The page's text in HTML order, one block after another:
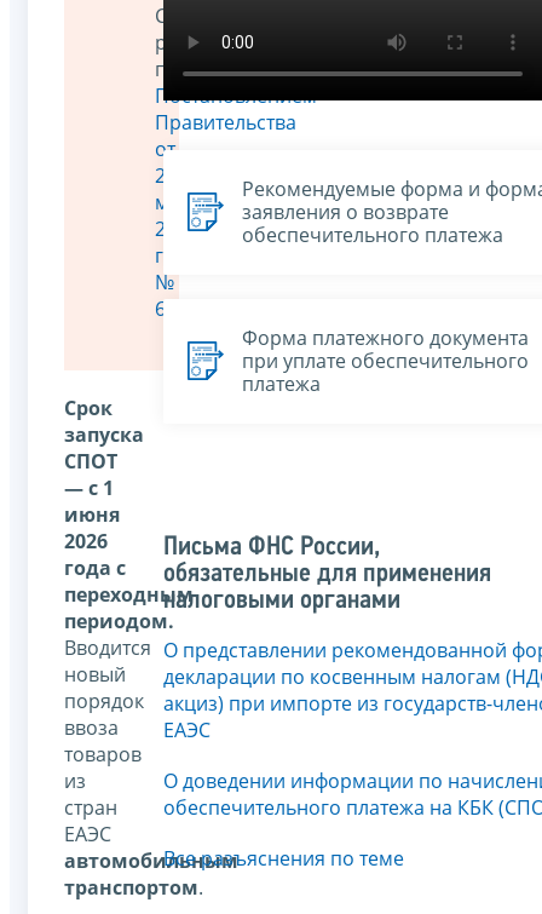
Соответствующее
решение
принято
Постановлением
Правительства
от
29
мая
2026
года
№
641
Срок
запуска
СПОТ
— с 1
июня
2026
года c
переходным
периодом.
Вводится
новый
порядок
ввоза
товаров
из
стран
ЕАЭС
автомобильным
транспортом.
Рекомендуемые форма и
заявления о возврате
обеспечительного платежа
Форма платежного документа
при уплате обеспечительного
платежа
Письма ФНС России,
обязательные для применения
налоговыми органами
О представлении рекомендованной
декларации по косвенным налогам
акциз) при импорте из государств-
ЕАЭС
О доведении информации по
обеспечительного платежа на КБК
Все разъяснения по теме